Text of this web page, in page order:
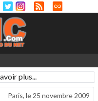
plus...
Paris, le 25 novembre 2009